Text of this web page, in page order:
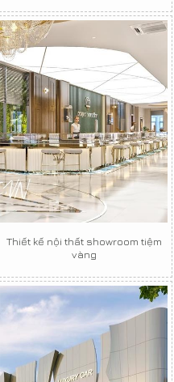
Thiết kế nội thất showroom tiệm
vàng